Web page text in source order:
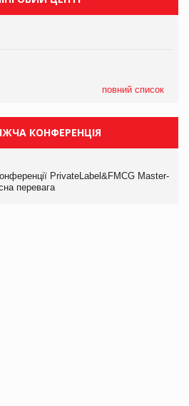
повний список
КОНФЕРЕНЦІЯ
PrivateLabel&FMCG Master-
перевага